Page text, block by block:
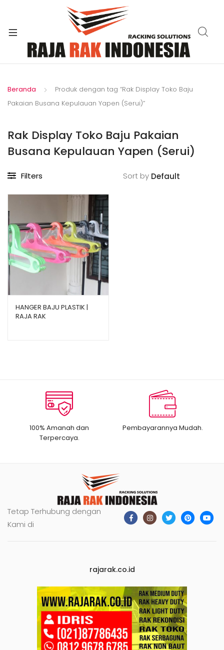
Beranda
Produk dengan tag “Rak Display Toko Baju
Pakaian Busana Kepulauan Yapen (Serui)”
Rak Display Toko Baju Pakaian
Busana Kepulauan Yapen (Serui)
Filters Sort by
HANGER BAJU PLASTIK |
RAJA RAK
100% Amanah dan
Terpercaya.
Pembayarannya Mudah.
Tetap Terhubung dengan
Kami di
rajarak.co.id